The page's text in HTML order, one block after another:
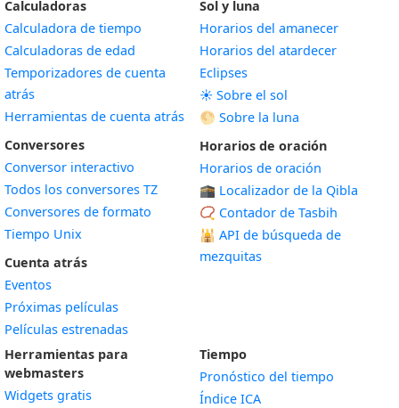
Calculadoras
Calculadora de tiempo
Calculadoras de edad
Temporizadores de cuenta
atrás
Herramientas de cuenta atrás
Conversores
Conversor interactivo
Todos los conversores TZ
Conversores de formato
Tiempo Unix
Cuenta atrás
Eventos
Próximas películas
Películas estrenadas
Sol y luna
Horarios del amanecer
Horarios del atardecer
Eclipses
☀️ Sobre el sol
🌕 Sobre la luna
Horarios de oración
Horarios de oración
🕋 Localizador de la Qibla
📿 Contador de Tasbih
🕌 API de búsqueda de
mezquitas
Herramientas para
webmasters
Widgets gratis
Tiempo
Pronóstico del tiempo
Índice ICA